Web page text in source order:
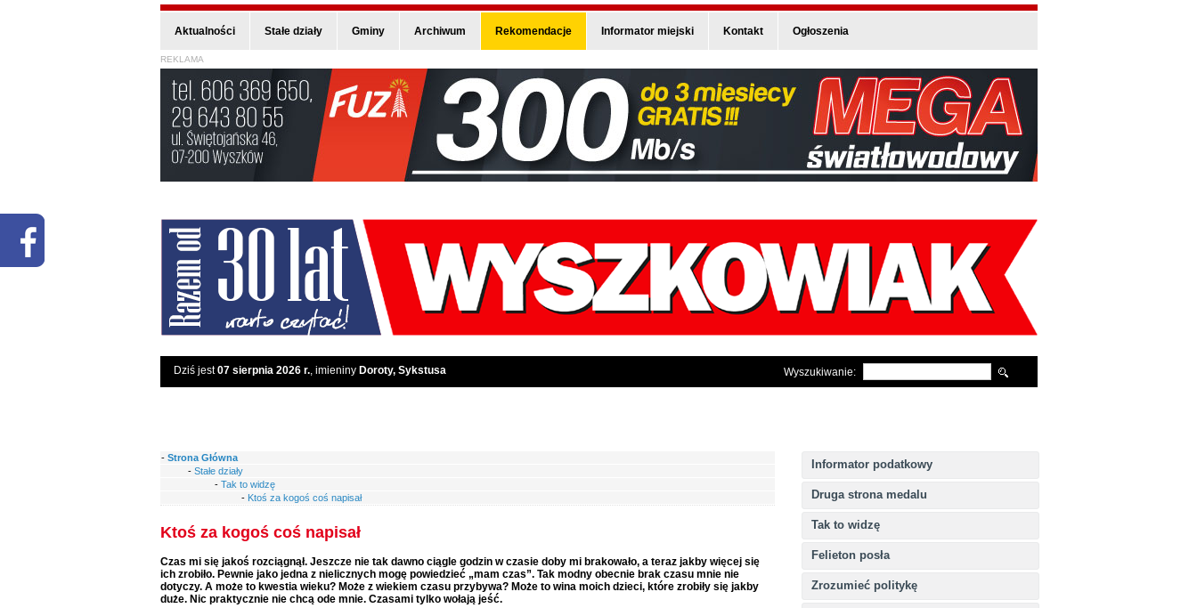
Aktualności Stałe działy Gminy Archiwum Rekomendacje Informator miejski Kontakt Ogłoszenia
REKLAMA
Dziś jest07 sierpnia 2026 r., imieniny Doroty, Sykstusa Wyszukiwanie:
Informator podatkowy
Druga strona medalu
Tak to widzę
Felieton posła
Zrozumieć politykę
- Strona Główna
- Stałe działy
- Tak to widzę
- Ktoś za kogoś coś napisał
Ktoś za kogoś coś napisał
Czas mi się jakoś rozciągnął. Jeszcze nie tak dawno ciągle godzin w czasie doby mi brakowało, a teraz jakby więcej się
ich zrobiło. Pewnie jako jedna z nielicznych mogę powiedzieć „mam czas”. Tak modny obecnie brak czasu mnie nie
dotyczy. A może to kwestia wieku? Może z wiekiem czasu przybywa? Może to wina moich dzieci, które zrobiły się jakby
duże. Nic praktycznie nie chcą ode mnie. Czasami tylko wołają jeść.